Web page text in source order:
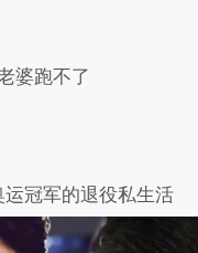
婆跑不了
冠军的退役私生活